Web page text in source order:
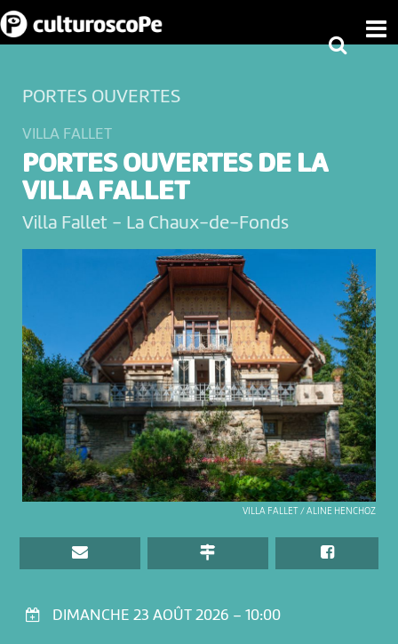
DIMANCHE 23 AOÛT 2026 – 10:00
VILLA FALLET / ALINE HENCHOZ
PORTES OUVERTES
VILLA FALLET
PORTES OUVERTES DE LA
VILLA FALLET
Villa Fallet - La Chaux-de-Fonds